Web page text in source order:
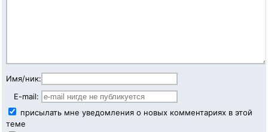
Имя/ник:
E-mail:
присылать мне уведомления о новых комментариях в этой
теме